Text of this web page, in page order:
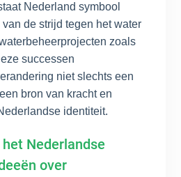
Nederland symbool
de strijd tegen het water
zoals
successen
niet slechts een
bron van kracht en
identiteit.
Nederlandse
over